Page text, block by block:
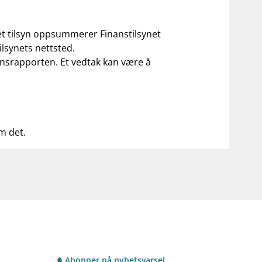
tilsyn oppsummerer Finanstilsynet
nettsted.
Et vedtak kan være å
det.